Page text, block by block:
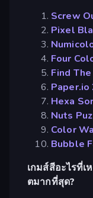
Screw
Pixel
Four
Find
Paper.io
Hexa
Nuts
Color
Bubble
เกมส์สีอะไรที่
ตมากที่สุด?